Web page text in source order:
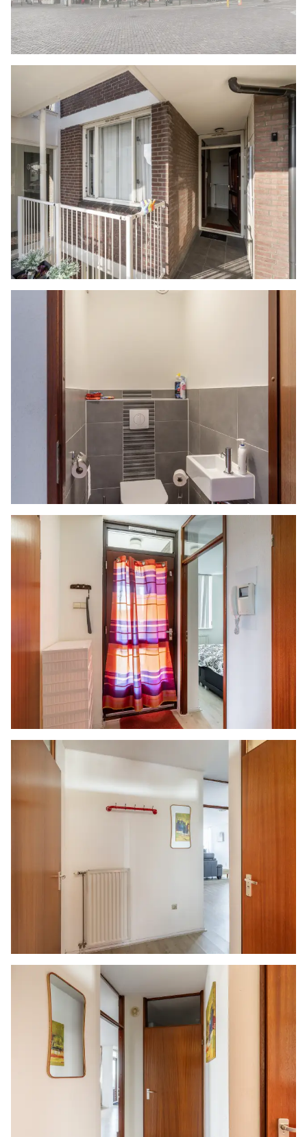
- Blokverwarming
- Boiler voor warm water
- Eigen parkeerplaats in de garage
- Gelegen op eigen grond
- Energielabel E
- Oplevering in overleg
- In de koopovereenkomst zal de niet zelf
bewoners clausule opgenomen worden
- Het appartement wordt verkocht in de staat
zoals zich deze nu bevindt (as is where is)
Woonoppervlakte
De Meetinstructie is gebaseerd op de NEN2580.
De Meetinstructie is bedoeld om een meer
eenduidige manier van meten toe te passen voor
het geven van een indicatie van de
verschillen in meetuitkomsten niet volledig uit,
door bijvoorbeeld interpretatieverschillen,
afrondingen of beperkingen bij het uitvoeren
van de meting. Indien de exacte maten voor een
koper van cruciaal belang zijn, adviseren wij
deze zelf na te meten. De (kandidaat)koper(s)
zullen, indien gewenst, daartoe in de
gelegenheid gesteld worden op een passend
moment teneinde teleurstellingen en schade te
voorkomen.
Ouderdomsclausule
Bij woningen ouder dan 30 jaar zal er standaard
in de koopakte een ouderdomsclausule worden
opgenomen.
Notariskeuze en kosten
In principe ligt de notariskeuze bij de koper. Het
doorhalen van de hypothecaire inschrijving in
het kadaster moet door de verkoper betaald
worden. Zijn de kosten voor deze doorhaling
hoger dan € 400,- inclusief BTW dan wordt het
meerdere bij de koper in rekening gebracht.
Indien de koper een notaris kiest buiten een
straal van 20 kilometer van de verkochte
onroerende zaak dan zijn de eventuele kosten
die de notaris berekent voor een eventuele
verkoopvolmacht en legalisatie hiervan ten
behoeve van de verkoper voor rekening van de
Koper is bekend met de zelfbewoningsplicht
welke vanaf 01-01-2023 binnen de gemeente
Vlaardingen van kracht is. De verkopend
makelaar heeft koper doorverwezen naar de
gemeente Vlaardingen omtrent de
desbetreffende regelgeving. Verkoper noch
verkopend makelaar aanvaarden geen enkele
aansprakelijkheid voor geleden schade wegens
het niet juist naleven van deze
zelfbewoningsplicht.
Verkoper behoudt zich uitdrukkelijk het recht